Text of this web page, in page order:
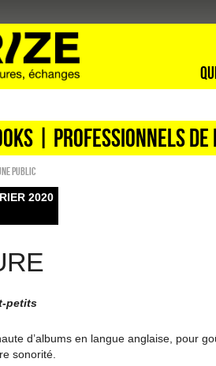
| professionnels
public
2020
petits
d’albums en langue anglaise, pour
sonorité.